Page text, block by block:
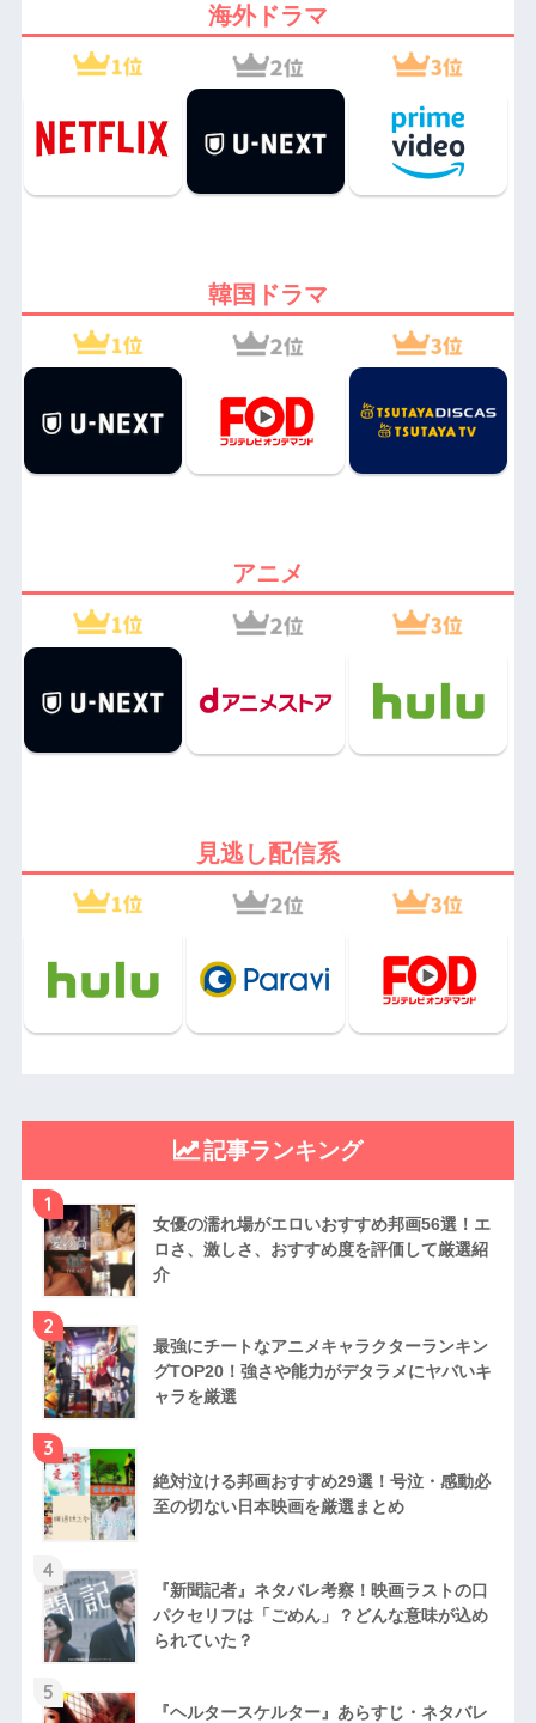
海外ドラマ
韓国ドラマ
アニメ
見逃し配信系
記事ランキング
1
女優の濡れ場がエロいおすすめ邦画56選！エ
ロさ、激しさ、おすすめ度を評価して厳選紹
介
2
最強にチートなアニメキャラクターランキン
グTOP20！強さや能力がデタラメにヤバいキ
ャラを厳選
3
絶対泣ける邦画おすすめ29選！号泣・感動必
至の切ない日本映画を厳選まとめ
4
『新聞記者』ネタバレ考察！映画ラストの口
パクセリフは「ごめん」？どんな意味が込め
られていた？
5
『ヘルタースケルター』あらすじ・ネタバレ